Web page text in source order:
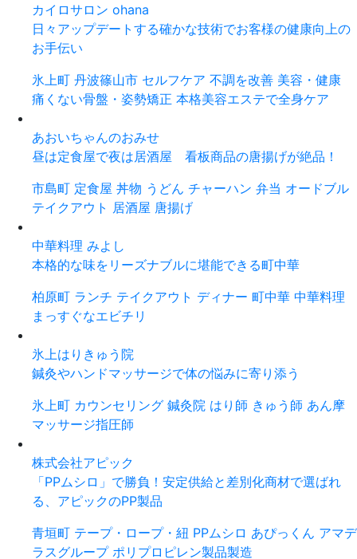
カイロサロン ohana
日々アップデートする確かな技術でお客様の健康向上の
お手伝い
氷上町 丹波篠山市 セルフケア 不調を改善 美容・健康
痛くない骨盤・姿勢矯正 本格美容エステで全身ケア
あおいちゃんのおみせ
昼は定食屋で夜は居酒屋 看板商品の唐揚げが絶品！
市島町 定食屋 丼物 うどん チャーハン 弁当 オードブル
テイクアウト 居酒屋 唐揚げ
中華料理 みよし
本格的な味をリーズナブルに堪能できる町中華
柏原町 ランチ テイクアウト ディナー 町中華 中華料理
まっすぐなエビチリ
氷上はりきゅう院
鍼灸やハンドマッサージで体の悩みに寄り添う
氷上町 カウンセリング 鍼灸院 はり師 きゅう師 あん摩
マッサージ指圧師
株式会社アピック
「PPムシロ」で勝負！安定供給と差別化商材で選ばれ
る、アピックのPP製品
青垣町 テープ・ロープ・紐 PPムシロ あぴっくん アマデ
ラスグループ ポリプロピレン製品製造